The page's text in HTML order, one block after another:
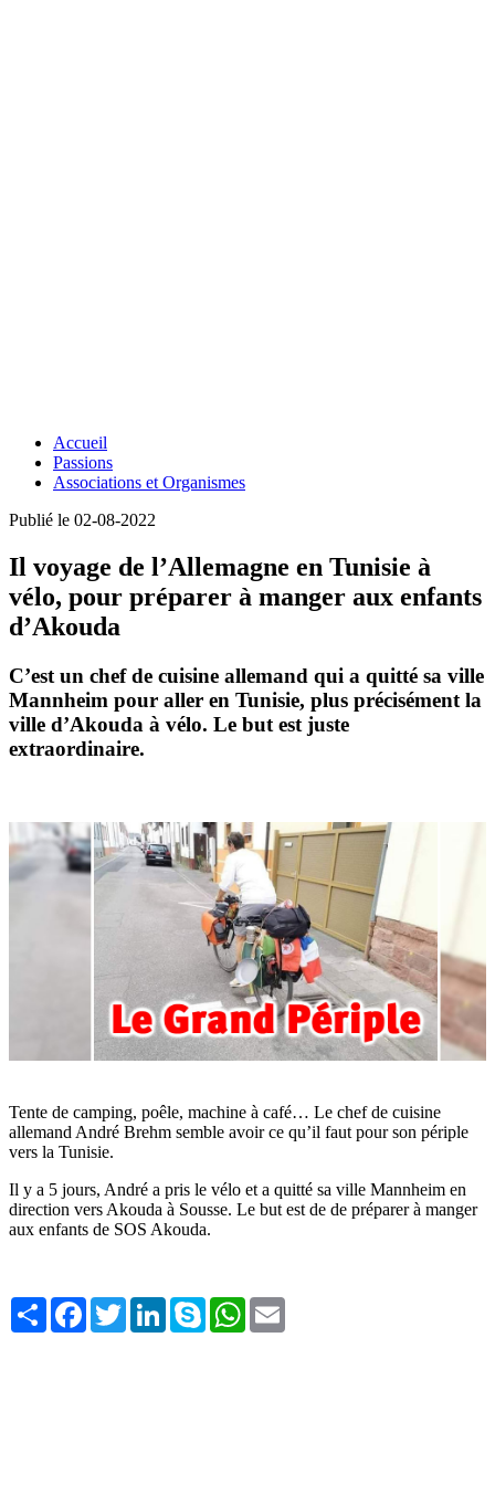
Accueil
Passions
Associations et Organismes
Publié le 02-08-2022
Il voyage de l’Allemagne en Tunisie à
vélo, pour préparer à manger aux enfants
d’Akouda
C’est un chef de cuisine allemand qui a quitté sa ville
Mannheim pour aller en Tunisie, plus précisément la
ville d’Akouda à vélo. Le but est juste
extraordinaire.
Tente de camping, poêle, machine à café… Le chef de cuisine
allemand André Brehm semble avoir ce qu’il faut pour son périple
vers la Tunisie.
Il y a 5 jours, André a pris le vélo et a quitté sa ville Mannheim en
direction vers Akouda à Sousse. Le but est de de préparer à manger
aux enfants de SOS Akouda.
Share FacebookTwitterLinkedInSkype WhatsApp